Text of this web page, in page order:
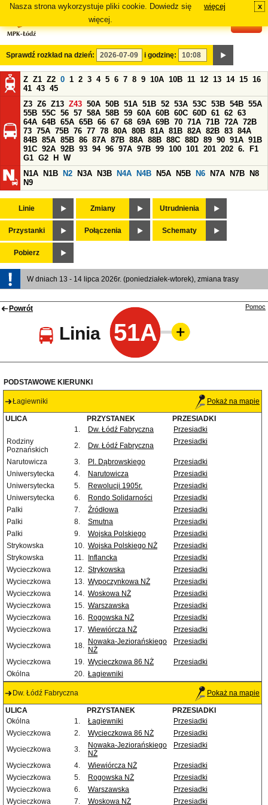
Nasza strona wykorzystuje pliki cookie. Dowiedz się
więcej.
więcej x
Sprawdź rozkład na dzień: i godzinę:
Z Z1 Z2 0 1 2 3 4 5 6 7 8 9 10A 10B 11 12 13 14 15 16
41 43 45
Z3 Z6 Z13 Z43 50A 50B 51A 51B 52 53A 53C 53B 54B 55A
55B 55C 56 57 58A 58B 59 60A 60B 60C 60D 61 62 63
64A 64B 65A 65B 66 67 68 69A 69B 70 71A 71B 72A 72B
73 75A 75B 76 77 78 80A 80B 81A 81B 82A 82B 83 84A
84B 85A 85B 86 87A 87B 88A 88B 88C 88D 89 90 91A 91B
91C 92A 92B 93 94 96 97A 97B 99 100 101 201 202 6.
F1
G1 G2 H
W
N1A
N1B N2 N3A N3B N4A N4B N5A N5B N6 N7A N7B
N8
N9
Linie Zmiany Utrudnienia
Przystanki Połączenia Schematy
Pobierz
W dniach 13 - 14 lipca 2026r. (poniedziałek-wtorek), zmiana trasy
Powrót
Linia 51A
Pomoc
PODSTAWOWE KIERUNKI
Łagiewniki Pokaż na mapie
ULICA PRZYSTANEK
PRZESIADKI
1.
Dw. Łódź Fabryczna
Przesiadki
Rodziny
Poznańskich
2. Dw. Łódź Fabryczna Przesiadki
Narutowicza 3. Pl. Dąbrowskiego
Przesiadki
Uniwersytecka
4. Narutowicza
Przesiadki
Uniwersytecka
5. Rewolucji 1905r.
Przesiadki
Uniwersytecka
6. Rondo Solidarności
Przesiadki
Palki
7. Źródłowa
Przesiadki
Palki
8. Smutna
Przesiadki
Palki
9. Wojska Polskiego
Przesiadki
Strykowska
10. Wojska Polskiego NŻ
Przesiadki
Strykowska
11. Inflancka
Przesiadki
Wycieczkowa
12. Strykowska
Przesiadki
Wycieczkowa
13. Wypoczynkowa NŻ
Przesiadki
Wycieczkowa
14. Woskowa NŻ
Przesiadki
Wycieczkowa
15. Warszawska
Przesiadki
Wycieczkowa
16. Rogowska NŻ
Przesiadki
Wycieczkowa
17. Wiewiórcza NŻ
Przesiadki
Wycieczkowa
18. Nowaka-Jeziorańskiego
NŻ
Przesiadki
Wycieczkowa 19. Wycieczkowa 86 NŻ
Przesiadki
Okólna
20. Łagiewniki
Dw. Łódź Fabryczna Pokaż na mapie
ULICA PRZYSTANEK
PRZESIADKI
Okólna
1. Łagiewniki
Przesiadki
Wycieczkowa
2. Wycieczkowa 86 NŻ
Przesiadki
Wycieczkowa
3.
Nowaka-Jeziorańskiego
NŻ
Przesiadki
Wycieczkowa 4. Wiewiórcza NŻ
Przesiadki
Wycieczkowa
5. Rogowska NŻ
Przesiadki
Wycieczkowa
6. Warszawska
Przesiadki
Wycieczkowa
7. Woskowa NŻ Przesiadki